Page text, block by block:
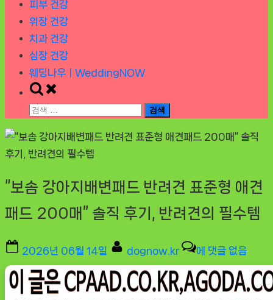
피부 건강
위장 건강
치과 건강
심장 건강
웨딩나우ㅣWeddingNOW
Toggle
search
검
“보솜 강아지배변패드 반려견 표준형 애견
패드 200매” 솔직 후기, 반려견의 필수템
Posted
on
2026년 06월 14일 By
dognow.kr
“보
솜
강
에 댓글 없음